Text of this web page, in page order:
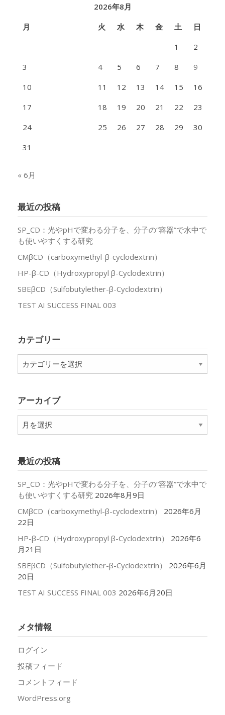
2026年8月
月
火 水 木 金 土
日
1
2
3
4 5 6 7 8
9
10
11 12 13 14 15
16
17
18 19 20 21 22
23
24
25 26 27 28 29
30
31
« 6月
最近の投稿
SP_CD：光やpHで変わる分子を、分子の“容器”で水中で
も使いやすくする研究
CMβCD（carboxymethyl-β-cyclodextrin）
HP-β-CD（Hydroxypropyl β-Cyclodextrin）
SBEβCD（Sulfobutylether-β-Cyclodextrin）
TEST AI SUCCESS FINAL 003
カテゴリー
テ
ー
アーカイブ
ア
ー
ブ
最近の投稿
SP_CD：光やpHで変わる分子を、分子の“容器”で水中で
も使いやすくする研究 2026年8月9日
CMβCD（carboxymethyl-β-cyclodextrin）
2026年6月
22日
HP-β-CD（Hydroxypropyl β-Cyclodextrin）
2026年6
月21日
SBEβCD（Sulfobutylether-β-Cyclodextrin）
2026年6月
20日
TEST AI SUCCESS FINAL 003 2026年6月20日
メタ情報
ログイン
投稿フィード
コメントフィード
WordPress.org